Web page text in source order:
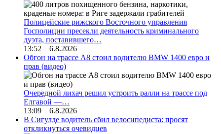
Полицейские рижского Восточного управления
Госполиции пресекли деятельность криминального
дуэта, поставившего…
13:52 6.8.2026
Обгон на трассе А8 стоил водителю BMW 1400 евро и
прав (видео)
Очередной лихач решил устроить ралли на трассе под
Елгавой —…
13:09 6.8.2026
В Сигулде водитель сбил велосипедиста: просят
откликнуться очевидцев